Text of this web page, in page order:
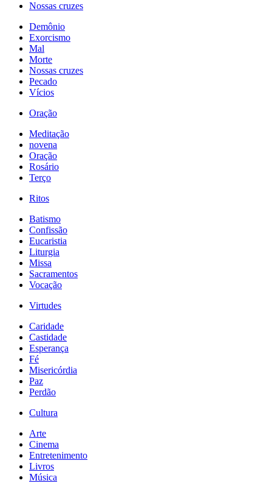
Nossas cruzes
Demônio
Exorcismo
Mal
Morte
Nossas cruzes
Pecado
Vícios
Oração
Meditação
novena
Oração
Rosário
Terço
Ritos
Batismo
Confissão
Eucaristia
Liturgia
Missa
Sacramentos
Vocação
Virtudes
Caridade
Castidade
Esperança
Fé
Misericórdia
Paz
Perdão
Cultura
Arte
Cinema
Entretenimento
Livros
Música